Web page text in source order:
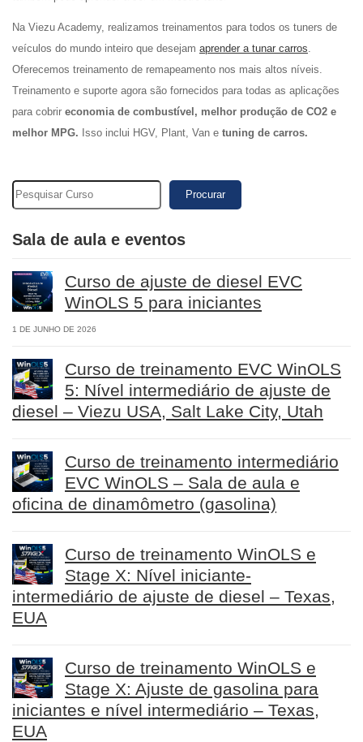
Na Viezu Academy, realizamos treinamentos para todos os tuners de
veículos do mundo inteiro que desejam aprender a tunar carros.
Oferecemos treinamento de remapeamento nos mais altos níveis.
Treinamento e suporte agora são fornecidos para todas as aplicações
para cobrir economia de combustível, melhor produção de CO2 e
melhor MPG. Isso inclui HGV, Plant, Van e tuning de carros.
Procurar
Sala de aula e eventos
Curso de ajuste de diesel EVC
WinOLS 5 para iniciantes
1 DE JUNHO DE 2026
Curso de treinamento EVC WinOLS
5: Nível intermediário de ajuste de
diesel – Viezu USA, Salt Lake City, Utah
Curso de treinamento intermediário
EVC WinOLS – Sala de aula e
oficina de dinamômetro (gasolina)
Curso de treinamento WinOLS e
Stage X: Nível iniciante-
intermediário de ajuste de diesel – Texas,
EUA
Curso de treinamento WinOLS e
Stage X: Ajuste de gasolina para
iniciantes e nível intermediário – Texas,
EUA